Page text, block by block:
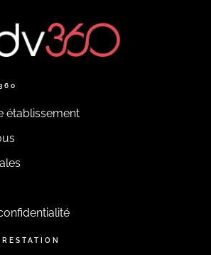
établissement